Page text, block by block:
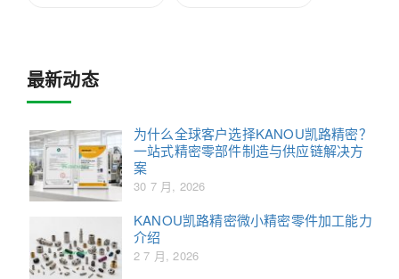
最新动态
为什么全球客户选择KANOU凯路精密？
一站式精密零部件制造与供应链解决方
案
30 7 月, 2026
KANOU凯路精密微小精密零件加工能力
介绍
2 7 月, 2026